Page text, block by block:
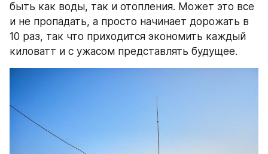
быть как воды, так и отопления. Может это все
и не пропадать, а просто начинает дорожать в
10 раз, так что приходится экономить каждый
киловатт и с ужасом представлять будущее.